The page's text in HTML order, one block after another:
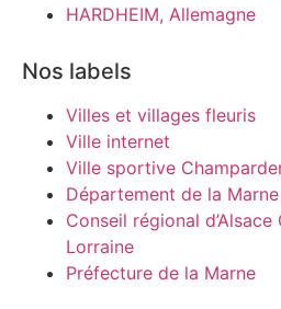
HARDHEIM, Allemagne
Nos labels
Villes et villages fleuris
Ville internet
Ville sportive
Département de la Marne
Conseil régional
Lorraine
Préfecture de la Marne